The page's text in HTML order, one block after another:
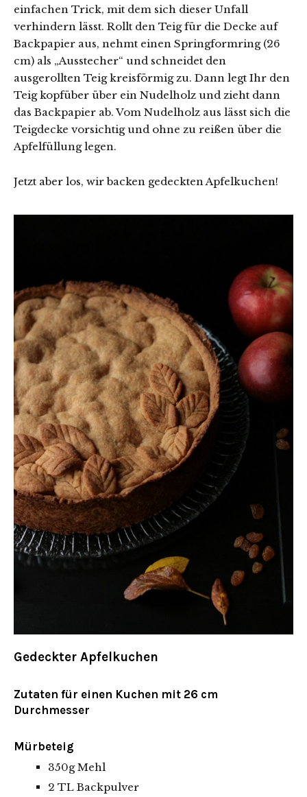
einfachen Trick, mit dem sich dieser Unfall
verhindern lässt. Rollt den Teig für die Decke auf
Backpapier aus, nehmt einen Springformring (26
cm) als „Ausstecher“ und schneidet den
ausgerollten Teig kreisförmig zu. Dann legt Ihr den
Teig kopfüber über ein Nudelholz und zieht dann
das Backpapier ab. Vom Nudelholz aus lässt sich die
Teigdecke vorsichtig und ohne zu reißen über die
Apfelfüllung legen.
Jetzt aber los, wir backen gedeckten Apfelkuchen!
Gedeckter Apfelkuchen
Zutaten für einen Kuchen mit 26 cm
Durchmesser
Mürbeteig
350g Mehl
2 TL Backpulver